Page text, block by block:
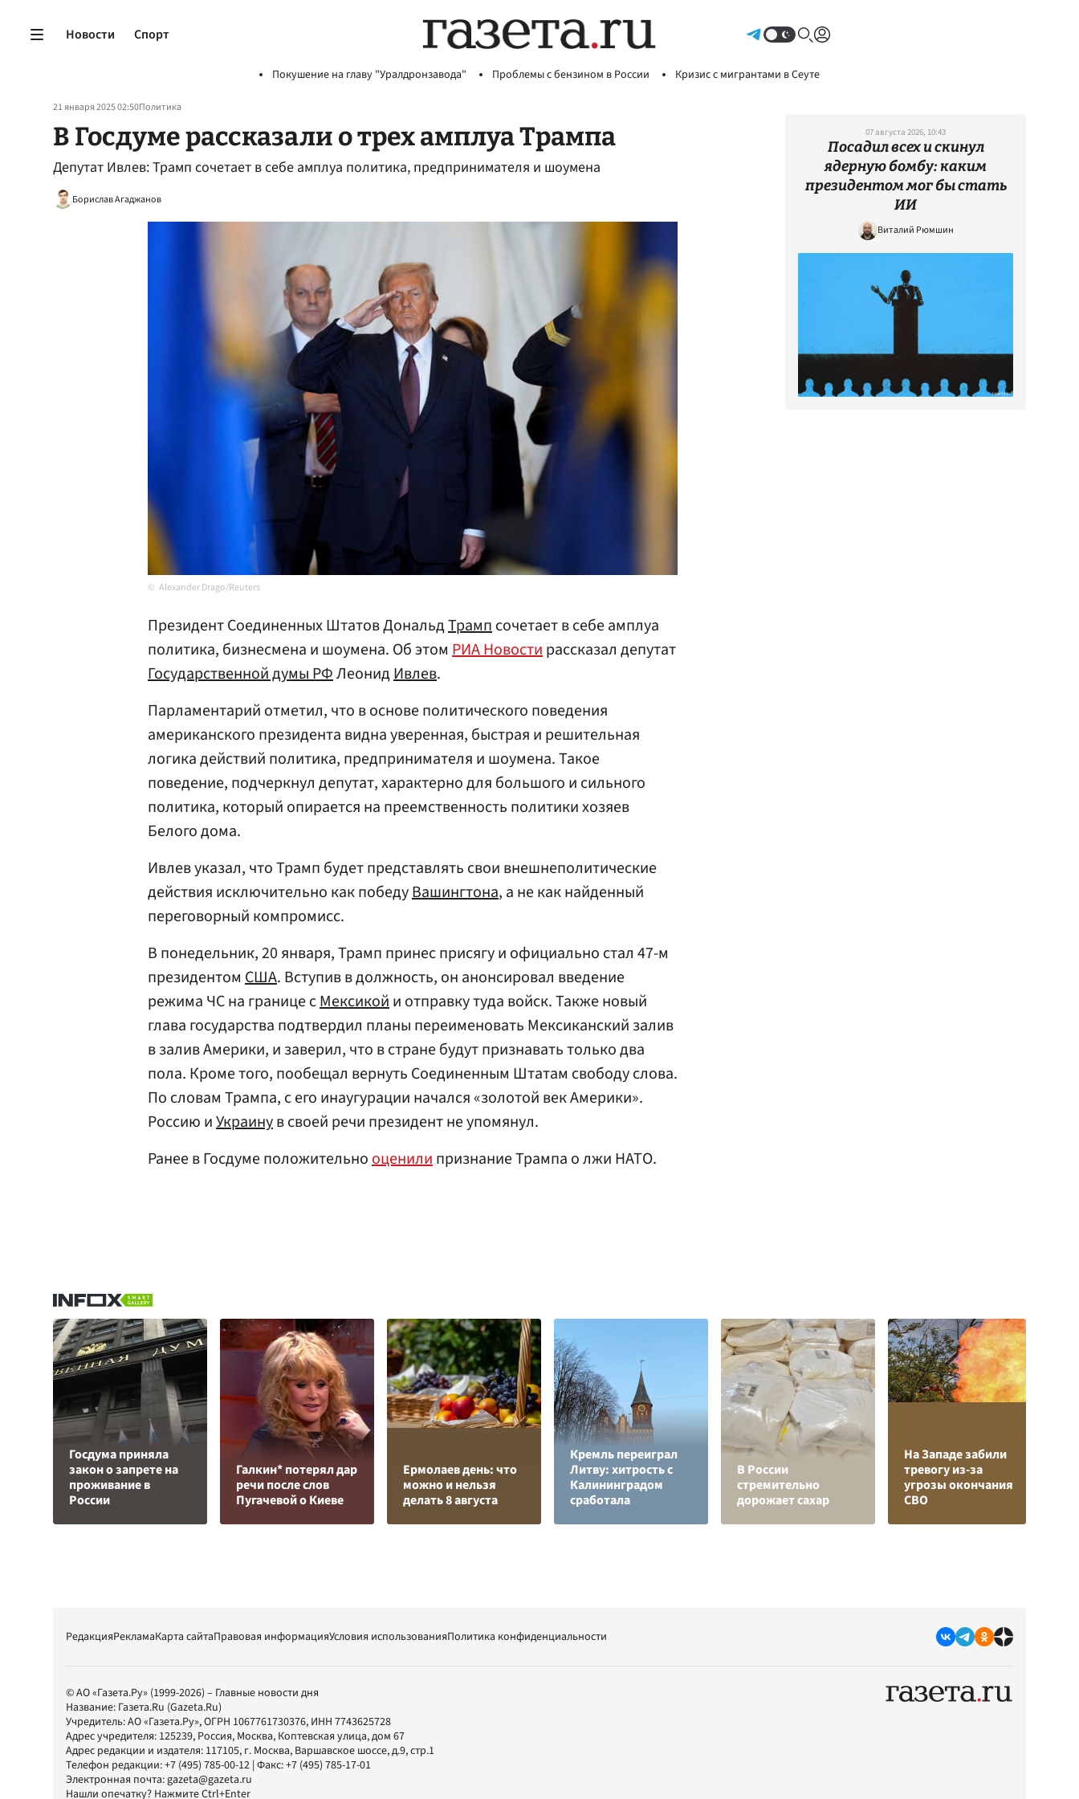
Новости Спорт
Покушение на главу "Уралдронзавода" Проблемы с бензином в России Кризис с мигрантами в Сеуте
21 января 2025 02:50Политика
В Госдуме рассказали о трех амплуа Трампа
Депутат Ивлев: Трамп сочетает в себе амплуа политика, предпринимателя и шоумена
Борислав Агаджанов
Alexander Drago/Reuters
Президент Соединенных Штатов ДональдТрампсочетает в себе амплуа
политика, бизнесмена и шоумена. Об этом РИА Новостирассказал депутат
Государственной думы РФЛеонидИвлев.
Парламентарий отметил, что в основе политического поведения
американского президента видна уверенная, быстрая и решительная
логика действий политика, предпринимателя и шоумена. Такое
поведение, подчеркнул депутат, характерно для большого и сильного
политика, который опирается на преемственность политики хозяев
Белого дома.
Ивлев указал, что Трамп будет представлять свои внешнеполитические
действия исключительно как победуВашингтона, а не как найденный
переговорный компромисс.
В понедельник, 20 января, Трамп принес присягу и официально стал 47-м
президентом США. Вступив в должность, он анонсировал введение
режима ЧС на границе сМексикойи отправку туда войск. Также новый
глава государства подтвердил планы переименовать Мексиканский залив
в залив Америки, и заверил, что в стране будут признавать только два
пола. Кроме того, пообещал вернуть Соединенным Штатам свободу слова.
По словам Трампа, с его инаугурации начался «золотой век Америки».
Россию иУкраинув своей речи президент не упомянул.
Ранее в Госдуме положительнооценилипризнание Трампа о лжи НАТО.
07 августа 2026, 10:43
Посадил всех и скинул
ядерную бомбу: каким
президентом мог бы стать
ИИ
Виталий Рюмшин
Госдума приняла
закон о запрете на
проживание в
России
Галкин* потерял дар
речи после слов
Пугачевой о Киеве
Ермолаев день: что
можно и нельзя
делать 8 августа
Кремль переиграл
Литву: хитрость с
Калининградом
сработала
В России
стремительно
дорожает сахар
На Западе забили
тревогу из-за
угрозы окончания
СВО
РедакцияРекламаКарта сайтаПравовая информацияУсловия использованияПолитика конфиденциальности
© АО «Газета.Ру» (1999-2026) – Главные новости дня
Название: Газета.Ru (Gazeta.Ru)
Учредитель:АО «Газета.Ру», ОГРН 1067761730376, ИНН 7743625728
Адрес учредителя: 125239, Россия, Москва, Коптевская улица, дом 67
Адрес редакции и издателя: 117105, г. Москва, Варшавское шоссе, д.9, стр.1
Телефон редакции:+7 (495) 785-00-12 | Факс:+7 (495) 785-17-01
Электронная почта:gazeta@gazeta.ru
Нашли опечатку? Нажмите Ctrl+Enter